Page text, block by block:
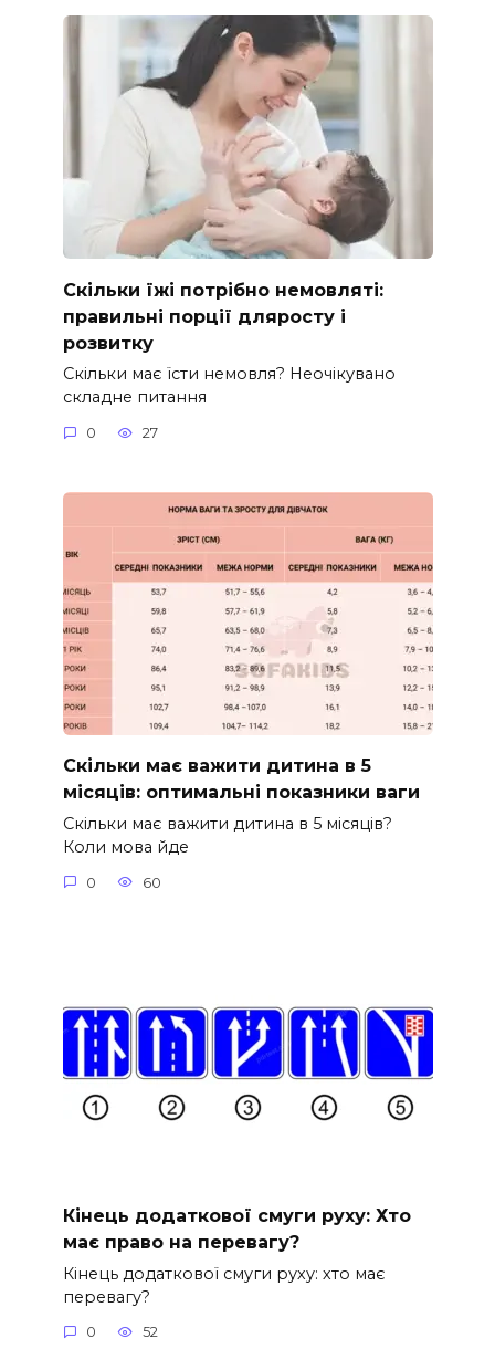
Скільки їжі потрібно немовляті:
правильні порції дляросту і
розвитку
Скільки має їсти немовля? Неочікувано
складне питання
0 27
Скільки має важити дитина в 5
місяців: оптимальні показники ваги
Скільки має важити дитина в 5 місяців?
Коли мова йде
0 60
Кінець додаткової смуги руху: Хто
має право на перевагу?
Кінець додаткової смуги руху: хто має
перевагу?
0 52